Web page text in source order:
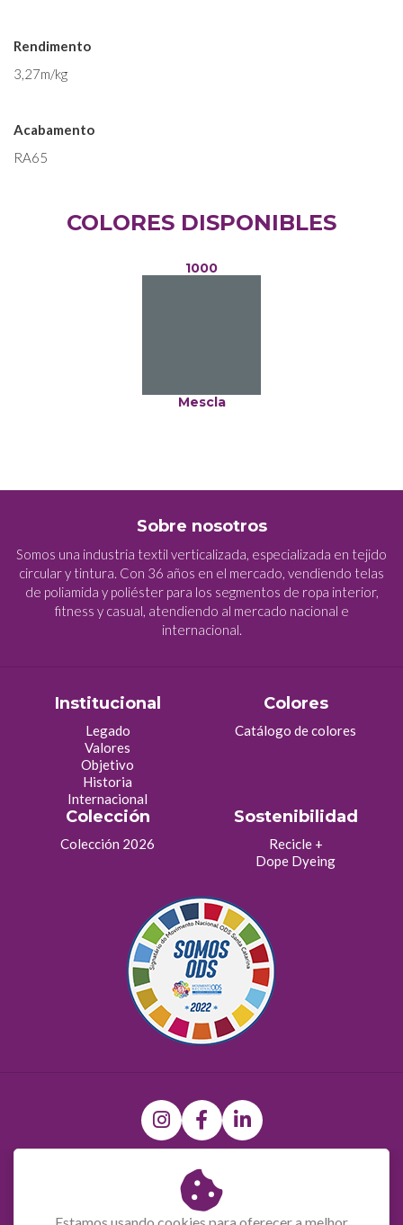
Rendimento
3,27m/kg
Acabamento
RA65
COLORES DISPONIBLES
1000
Mescla
Sobre nosotros
Somos una industria textil verticalizada, especializada en tejido
circular y tintura. Con 36 años en el mercado, vendiendo telas
de poliamida y poliéster para los segmentos de ropa interior,
fitness y casual, atendiendo al mercado nacional e
internacional.
Institucional
Legado
Valores
Objetivo
Historia
Internacional
Colección
Colección 2026
Colores
Catálogo de colores
Sostenibilidad
Recicle +
Dope Dyeing
(47) 9 9697-0679
R. São Leopoldo, 737 - São Pedro, Brusque - SC, 88351-765